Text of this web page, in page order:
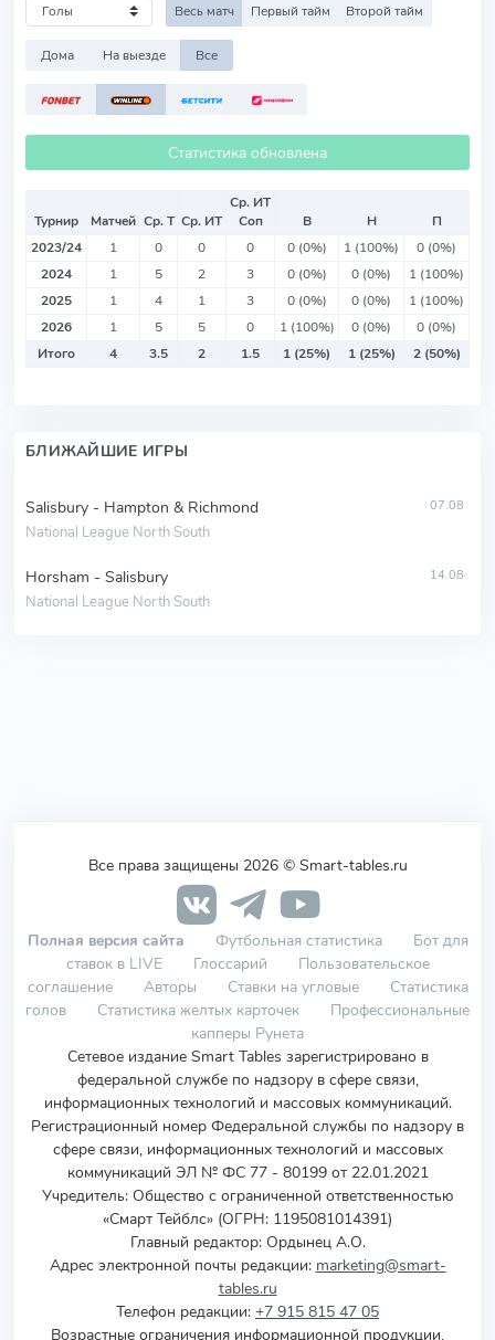
Весь матч Первый тайм Второй тайм
Дома На выезде Все
Статистика обновлена
Турнир Матчей Ср. Т Ср. ИТ
Ср. ИТ
Соп
В Н
П
2023/24
1 0 0 0 0 (0%) 1 (100%)
0 (0%)
2024
1 5 2 3 0 (0%) 0 (0%)
1 (100%)
2025
1 4 1 3 0 (0%) 0 (0%)
1 (100%)
2026
1 5 5 0 1 (100%) 0 (0%)
0 (0%)
Итого
4 3.5 2 1.5 1 (25%) 1 (25%) 2 (50%)
БЛИЖАЙШИЕ ИГРЫ
Salisbury - Hampton & Richmond
National League North South
07.08
Horsham - Salisbury
National League North South
14.08
Все права защищены 2026 © Smart-tables.ru
Полная версия сайта Футбольная статистика
Бот для
ставок в LIVE
Глоссарий
Пользовательское
соглашение
Авторы Ставки на угловые
Статистика
голов
Статистика желтых карточек
Профессиональные
капперы Рунета
Сетевое издание Smart Tables зарегистрировано в
федеральной службе по надзору в сфере связи,
информационных технологий и массовых коммуникаций.
Регистрационный номер Федеральной службы по надзору в
сфере связи, информационных технологий и массовых
коммуникаций ЭЛ № ФС 77 - 80199 от 22.01.2021
Учредитель: Общество с ограниченной ответственностью
«Смарт Тейблс» (ОГРН: 1195081014391)
Главный редактор: Ордынец А.О.
Адрес электронной почты редакции: marketing@smart-
tables.ru
Телефон редакции: +7 915 815 47 05
Возрастные ограничения информационной продукции,